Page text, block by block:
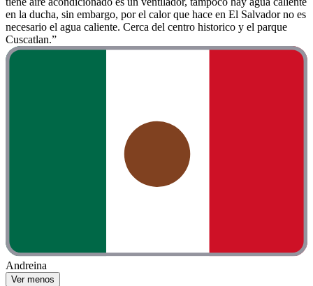
en la ducha, sin embargo, por el calor que hace en El Salvador no es
necesario el agua caliente. Cerca del centro historico y el parque
Cuscatlan.”
Andreina
Ver menos